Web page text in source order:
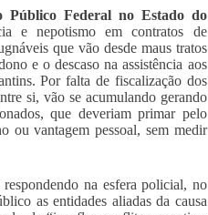
Público Federal no Estado do
e nepotismo em contratos de
que vão desde maus tratos
e o descaso na assistência aos
Por falta de fiscalização dos
si, vão se acumulando gerando
que deveriam primar pelo
ou vantagem pessoal, sem medir
na esfera policial, no
as entidades aliadas da causa